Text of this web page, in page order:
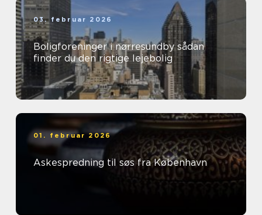
03. februar 2026
Boligforeninger i nørresundby sådan
finder du den rigtige lejebolig
01. februar 2026
Askespredning til søs fra København